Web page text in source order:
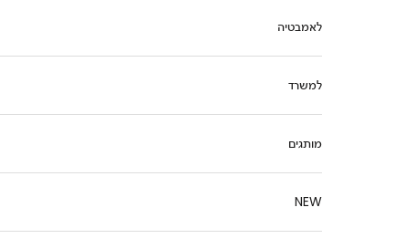
לאמבטיה
למשרד
מותגים
NEW